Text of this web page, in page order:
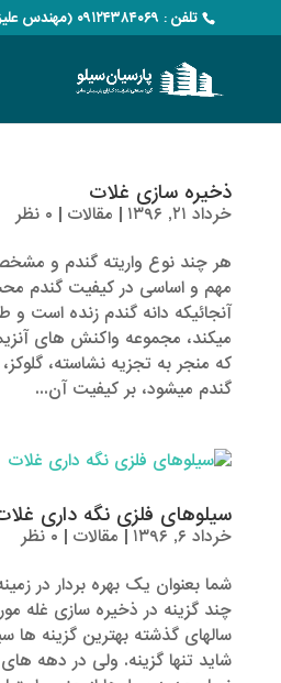
تلفن : ۰۹۱۲۴۳۸۴۰۶۹ (مهندس علیزاده)
ذخیره سازی غلات
خرداد ۲۱, ۱۳۹۶ | مقالات | ۰ نظر
هر چند نوع واریته گندم و
مهم و اساسی در کیفیت گندم
آنجائیکه دانه گندم زنده است
می­کند، مجموعه واکنش­ های
که منجر به تجزیه نشاسته،
گندم می­شود، بر کیفیت آن...
سیلوهای فلزی نگه داری
خرداد ۶, ۱۳۹۶ | مقالات | ۰ نظر
شما بعنوان یک بهره بردار در
چند گزینه در ذخیره سازی غله
سالهای گذشته بهترین گزینه ها
شاید تنها گزینه. ولی در دهه